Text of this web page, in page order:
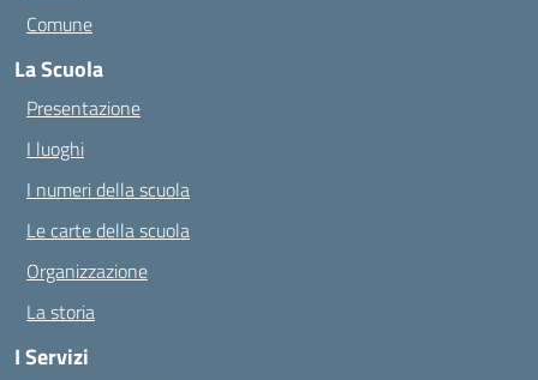
Comune
La Scuola
Presentazione
I luoghi
I numeri della scuola
Le carte della scuola
Organizzazione
La storia
I Servizi